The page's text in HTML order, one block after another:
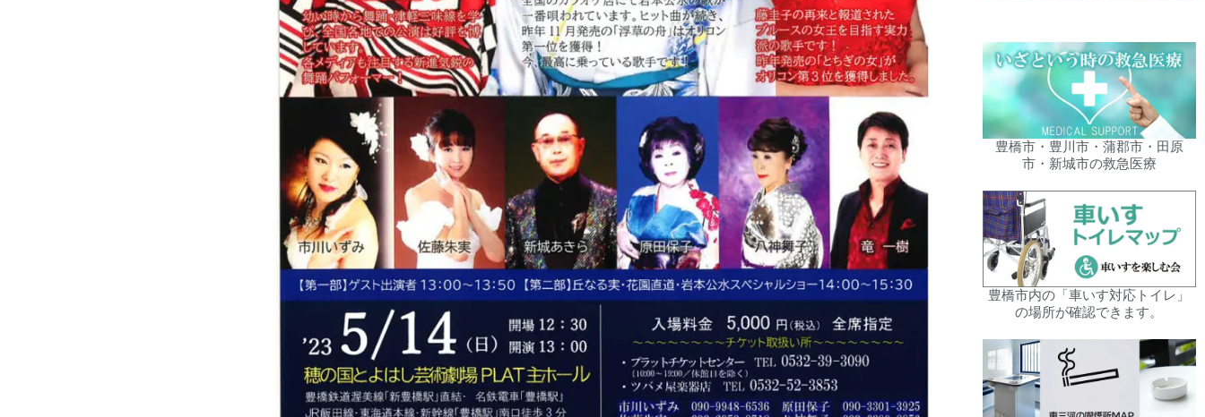
豊橋市・豊川市・蒲郡市・田原
市・新城市の救急医療
豊橋市内の「車いす対応トイレ」
の場所が確認できます。